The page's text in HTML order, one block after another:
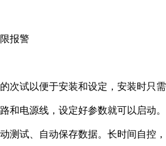
报警
次试以便于安装和设定，安装时只需
和电源线，设定好参数就可以启动。
测试、自动保存数据。长时间自控，